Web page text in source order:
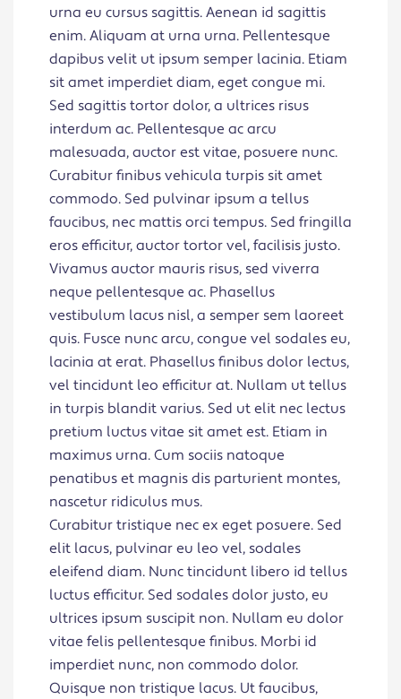
urna eu cursus sagittis. Aenean id sagittis
enim. Aliquam at urna urna. Pellentesque
dapibus velit ut ipsum semper lacinia. Etiam
sit amet imperdiet diam, eget congue mi.
Sed sagittis tortor dolor, a ultrices risus
interdum ac. Pellentesque ac arcu
malesuada, auctor est vitae, posuere nunc.
Curabitur finibus vehicula turpis sit amet
commodo. Sed pulvinar ipsum a tellus
faucibus, nec mattis orci tempus. Sed fringilla
eros efficitur, auctor tortor vel, facilisis justo.
Vivamus auctor mauris risus, sed viverra
neque pellentesque ac. Phasellus
vestibulum lacus nisl, a semper sem laoreet
quis. Fusce nunc arcu, congue vel sodales eu,
lacinia at erat. Phasellus finibus dolor lectus,
vel tincidunt leo efficitur at. Nullam ut tellus
in turpis blandit varius. Sed ut elit nec lectus
pretium luctus vitae sit amet est. Etiam in
maximus urna. Cum sociis natoque
penatibus et magnis dis parturient montes,
nascetur ridiculus mus.
Curabitur tristique nec ex eget posuere. Sed
elit lacus, pulvinar eu leo vel, sodales
eleifend diam. Nunc tincidunt libero id tellus
luctus efficitur. Sed sodales dolor justo, eu
ultrices ipsum suscipit non. Nullam eu dolor
vitae felis pellentesque finibus. Morbi id
imperdiet nunc, non commodo dolor.
Quisque non tristique lacus. Ut faucibus,